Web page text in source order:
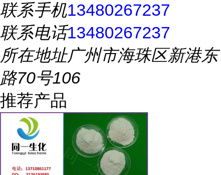
联系手机13480267237
联系电话13480267237
所在地址广州市海珠区新港东
路70号106
推荐产品